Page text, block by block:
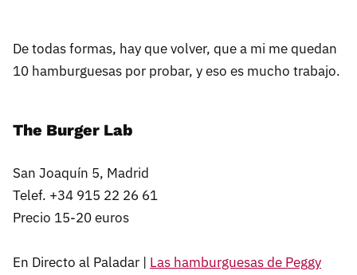
De todas formas, hay que volver, que a mi me quedan
10 hamburguesas por probar, y eso es mucho trabajo.
The Burger Lab
San Joaquín 5, Madrid
Telef. +34 915 22 26 61
Precio 15-20 euros
En Directo al Paladar | Las hamburguesas de Peggy